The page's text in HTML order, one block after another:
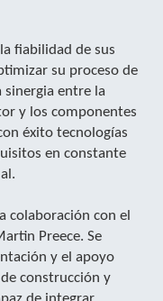
fiabilidad de sus
su proceso de
sinergia entre la
y los componentes
éxito tecnologías
en constante
colaboración con el
Preece. Se
y el apoyo
construcción y